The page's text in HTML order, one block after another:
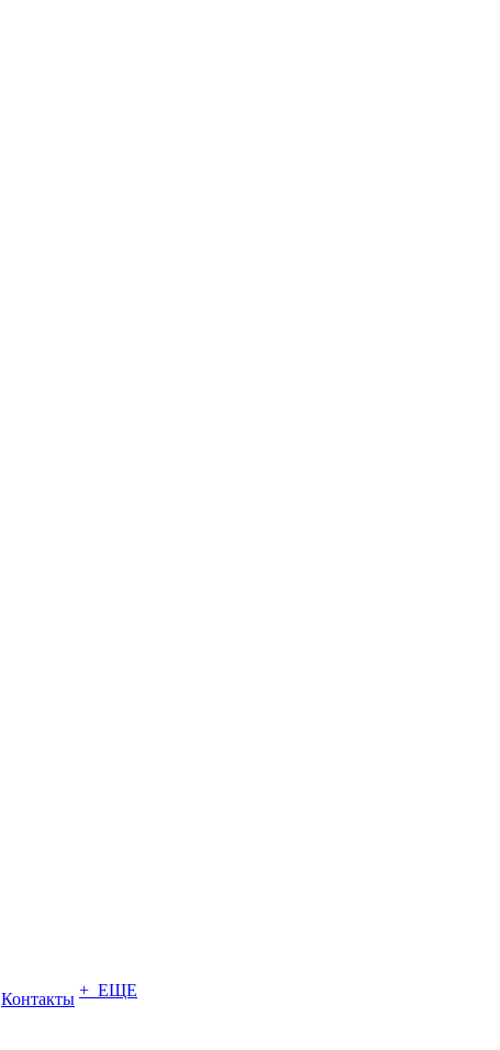
Контакты + ЕЩЕ